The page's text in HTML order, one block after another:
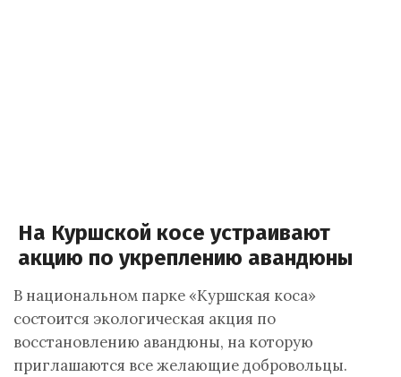
На Куршской косе устраивают
акцию по укреплению авандюны
В национальном парке «Куршская коса»
состоится экологическая акция по
восстановлению авандюны, на которую
приглашаются все желающие добровольцы.